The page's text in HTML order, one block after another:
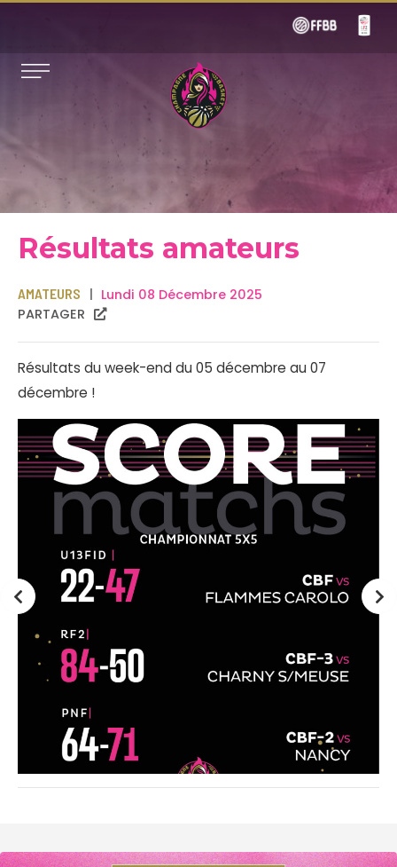
Résultats amateurs
AMATEURS
Lundi 08 Décembre 2025
PARTAGER
Résultats du week-end du 05 décembre au 07
décembre !